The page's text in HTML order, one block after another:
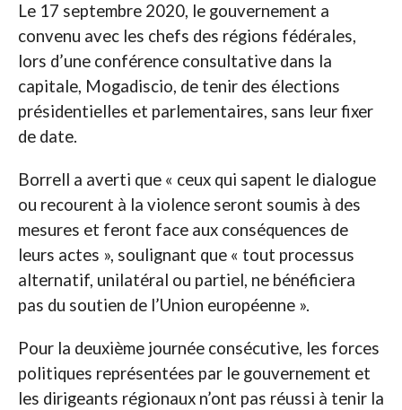
Le 17 septembre 2020, le gouvernement a
convenu avec les chefs des régions fédérales,
lors d’une conférence consultative dans la
capitale, Mogadiscio, de tenir des élections
présidentielles et parlementaires, sans leur fixer
de date.
Borrell a averti que « ceux qui sapent le dialogue
ou recourent à la violence seront soumis à des
mesures et feront face aux conséquences de
leurs actes », soulignant que « tout processus
alternatif, unilatéral ou partiel, ne bénéficiera
pas du soutien de l’Union européenne ».
Pour la deuxième journée consécutive, les forces
politiques représentées par le gouvernement et
les dirigeants régionaux n’ont pas réussi à tenir la